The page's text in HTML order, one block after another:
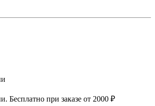
Бесплатно при заказе от 2000 ₽